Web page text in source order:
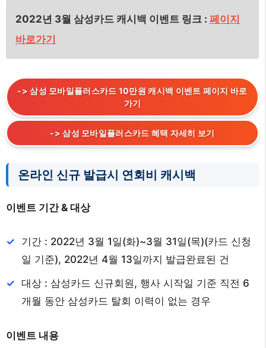
2022년 3월 삼성카드 캐시백 이벤트 링크 : 페이지
바로가기
-> 삼성 모바일플러스카드 10만원 캐시백 이벤트 페이지 바로
가기
-> 삼성 모바일플러스카드 혜택 자세히 보기
온라인 신규 발급시 연회비 캐시백
이벤트 기간 & 대상
기간 : 2022년 3월 1일(화)~3월 31일(목)(카드 신청
일 기준), 2022년 4월 13일까지 발급완료된 건
대상 : 삼성카드 신규회원, 행사 시작일 기준 직전 6
개월 동안 삼성카드 탈회 이력이 없는 경우
이벤트 내용